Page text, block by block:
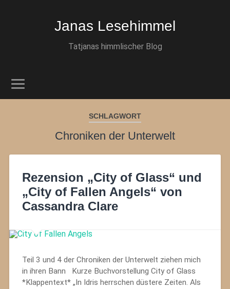
Janas Lesehimmel
Tatjanas himmlischer Blog
SCHLAGWORT
Chroniken der Unterwelt
Rezension „City of Glass“ und
„City of Fallen Angels“ von
Cassandra Clare
Teil 3 und 4 der Chroniken der Unterwelt ziehen mich
in ihren Bann Kurze Buchvorstellung City of Glass
*Klappentext* „In Idris herrschen düstere Zeiten. Als